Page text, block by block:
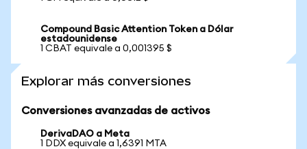
Compound Basic Attention Token a Dólar
estadounidense
1 CBAT equivale a 0,001395 $
Explorar más conversiones
Conversiones avanzadas de activos
DerivaDAO a Meta
1 DDX equivale a 1,6391 MTA